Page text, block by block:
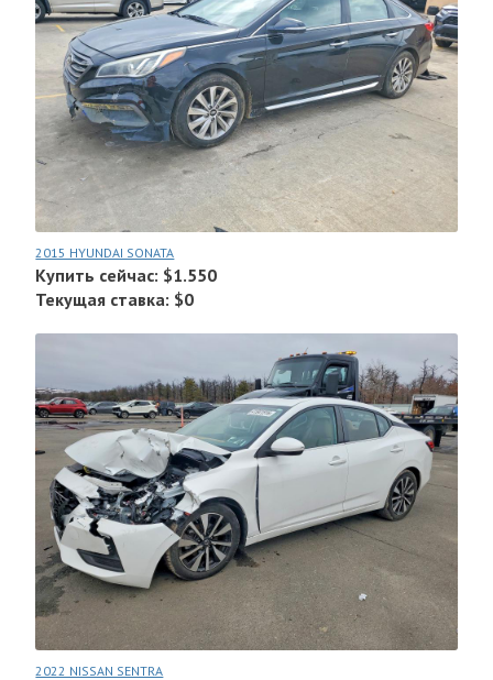
2015 HYUNDAI SONATA
Купить сейчас: $1.550
Текущая ставка: $0
2022 NISSAN SENTRA